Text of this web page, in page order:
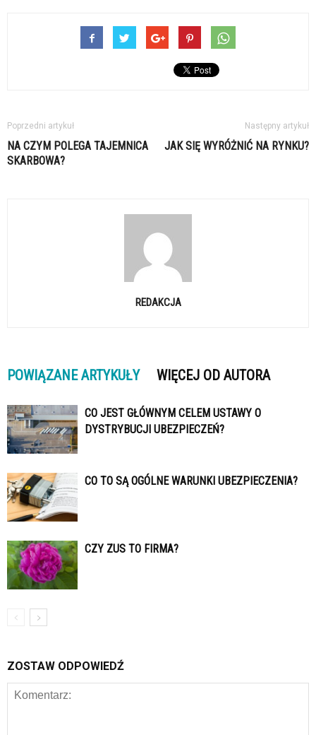
Poprzedni artykuł
NA CZYM POLEGA TAJEMNICA
SKARBOWA?
Następny artykuł
JAK SIĘ WYRÓŻNIĆ NA RYNKU?
REDAKCJA
POWIĄZANE ARTYKUŁY WIĘCEJ OD AUTORA
CO JEST GŁÓWNYM CELEM USTAWY O
DYSTRYBUCJI UBEZPIECZEŃ?
CO TO SĄ OGÓLNE WARUNKI UBEZPIECZENIA?
CZY ZUS TO FIRMA?
ZOSTAW ODPOWIEDŹ